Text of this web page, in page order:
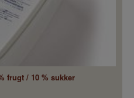
frugt / 10 % sukker